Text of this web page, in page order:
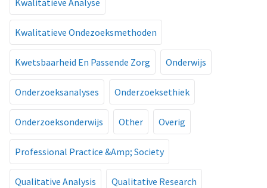
Kwalitatieve Analyse
Kwalitatieve Ondezoeksmethoden
Kwetsbaarheid En Passende Zorg Onderwijs
Onderzoeksanalyses Onderzoeksethiek
Onderzoeksonderwijs Other Overig
Professional Practice &Amp; Society
Qualitative Analysis Qualitative Research